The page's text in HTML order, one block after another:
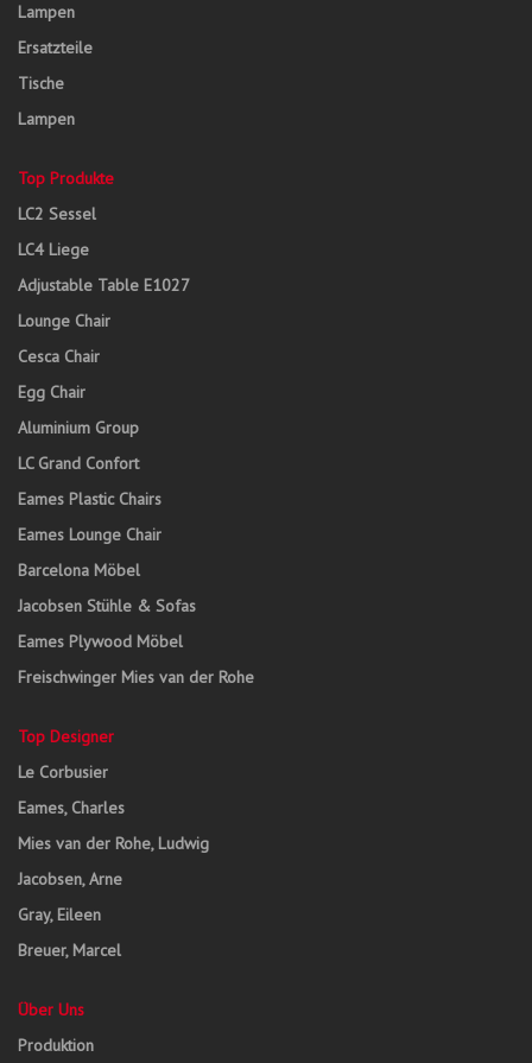
Lampen
Ersatzteile
Tische
Lampen
Top Produkte
LC2 Sessel
LC4 Liege
Adjustable Table E1027
Lounge Chair
Cesca Chair
Egg Chair
Aluminium Group
LC Grand Confort
Eames Plastic Chairs
Eames Lounge Chair
Barcelona Möbel
Jacobsen Stühle & Sofas
Eames Plywood Möbel
Freischwinger Mies van der Rohe
Top Designer
Le Corbusier
Eames, Charles
Mies van der Rohe, Ludwig
Jacobsen, Arne
Gray, Eileen
Breuer, Marcel
Über Uns
Produktion